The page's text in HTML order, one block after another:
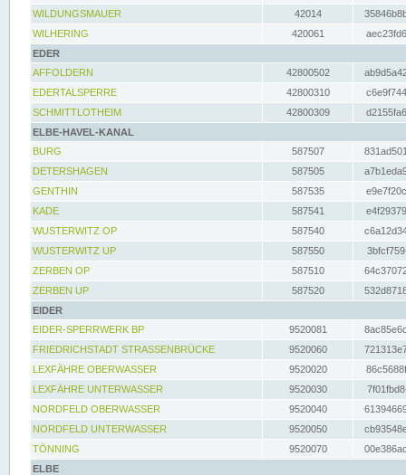
WILDUNGSMAUER
42014
WILHERING
420061
EDER
AFFOLDERN
42800502
EDERTALSPERRE
42800310
SCHMITTLOTHEIM
42800309
ELBE-HAVEL-KANAL
BURG
587507
DETERSHAGEN
587505
GENTHIN
587535
KADE
587541
WUSTERWITZ OP
587540
WUSTERWITZ UP
587550
ZERBEN OP
587510
ZERBEN UP
587520
EIDER
EIDER-SPERRWERK BP
9520081
FRIEDRICHSTADT STRASSENBRÜCKE
9520060
LEXFÄHRE OBERWASSER
9520020
LEXFÄHRE UNTERWASSER
9520030
NORDFELD OBERWASSER
9520040
NORDFELD UNTERWASSER
9520050
TÖNNING
9520070
ELBE